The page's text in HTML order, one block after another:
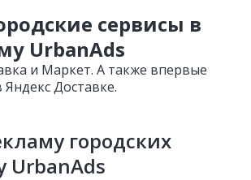
сервисы в
UrbanAds
и Маркет. А также впервые
Доставке.
городских
UrbanAds